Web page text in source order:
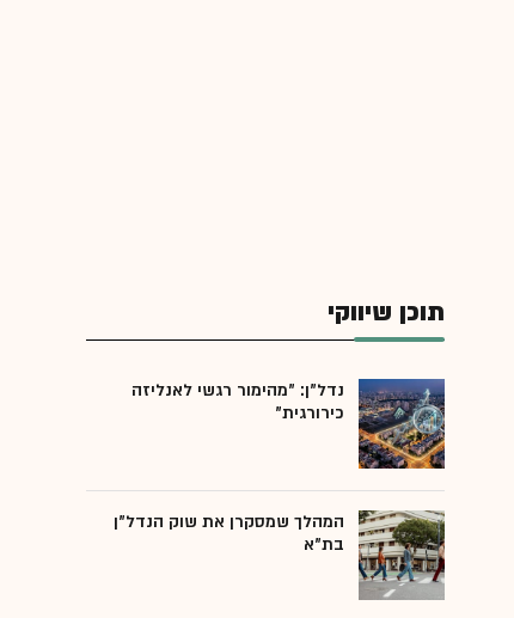
תוכן שיווקי
נדל"ן: "מהימור רגשי לאנליזה
כירורגית"
המהלך שמסקרן את שוק הנדל"ן
בת"א